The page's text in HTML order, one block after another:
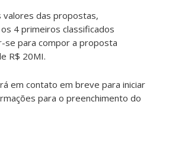
valores das propostas,
4 primeiros classificados
se para compor a proposta
R$ 20MI.
em contato em breve para iniciar
para o preenchimento do